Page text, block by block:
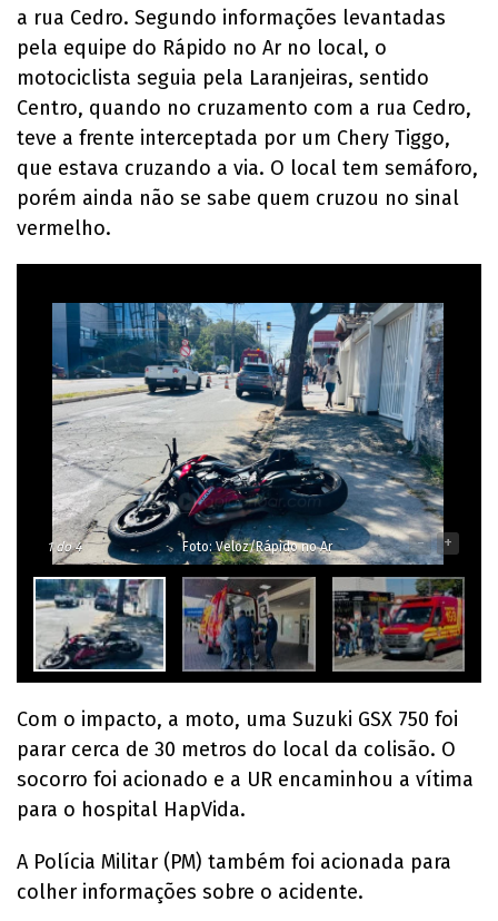
a rua Cedro. Segundo informações levantadas
pela equipe do Rápido no Ar no local, o
motociclista seguia pela Laranjeiras, sentido
Centro, quando no cruzamento com a rua Cedro,
teve a frente interceptada por um Chery Tiggo,
que estava cruzando a via. O local tem semáforo,
porém ainda não se sabe quem cruzou no sinal
vermelho.
1do 4 Foto: Veloz/Rápido no Ar - +
Com o impacto, a moto, uma Suzuki GSX 750 foi
parar cerca de 30 metros do local da colisão. O
socorro foi acionado e a UR encaminhou a vítima
para o hospital HapVida.
A Polícia Militar (PM) também foi acionada para
colher informações sobre o acidente.